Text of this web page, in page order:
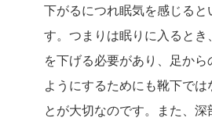
下がるにつれ眠気を感じると
す。つまりは眠りに入ると
を下げる必要があり、足か
ようにするためにも靴下では
とが大切なのです。また、